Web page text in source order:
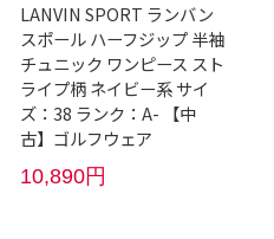
LANVIN SPORT ランバン
スポール ハーフジップ 半袖
チュニック ワンピース スト
ライプ柄 ネイビー系 サイ
ズ：38 ランク：A- 【中
古】ゴルフウェア
10,890円